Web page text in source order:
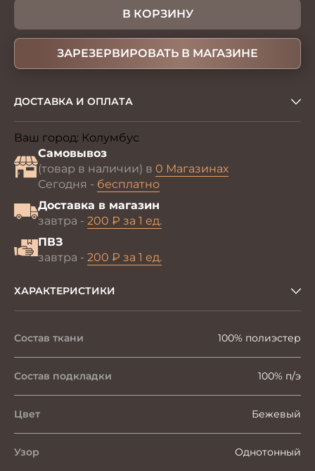
В КОРЗИНУ
ЗАРЕЗЕРВИРОВАТЬ В МАГАЗИНЕ
ДОСТАВКА И ОПЛАТА
Ваш город: Колумбус
Самовывоз
(товар в наличии) в 0 Магазинах
Сегодня - бесплатно
Доставка в магазин
завтра - 200 ₽ за 1 ед.
ПВЗ
завтра - 200 ₽ за 1 ед.
ХАРАКТЕРИСТИКИ
Состав ткани 100% полиэстер
Состав подкладки 100% п/э
Цвет Бежевый
Узор Однотонный